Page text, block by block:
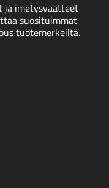
ja imetysvaatteet
suosituimmat
tuotemerkeiltä.